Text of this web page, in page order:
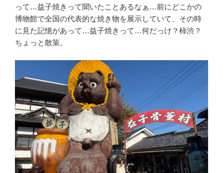
って…益子焼きって聞いたことあるなぁ…前にどこかの
博物館で全国の代表的な焼き物を展示していて、その時
に見た記憶があって…益子焼きって…何だっけ？柿渋？
ちょっと散策。